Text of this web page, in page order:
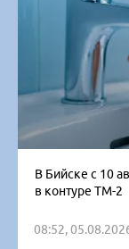
В Бийске с 10
в контуре ТМ-2
08:52,